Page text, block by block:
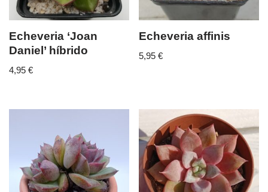
Echeveria ‘Joan
Daniel’ híbrido
4,95 €
Echeveria affinis
5,95€